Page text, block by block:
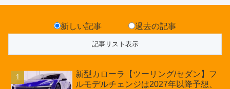
新しい記事 過去の記事
新型カローラ【ツーリング/セダン】フ
ルモデルチェンジは2027年以降予想、